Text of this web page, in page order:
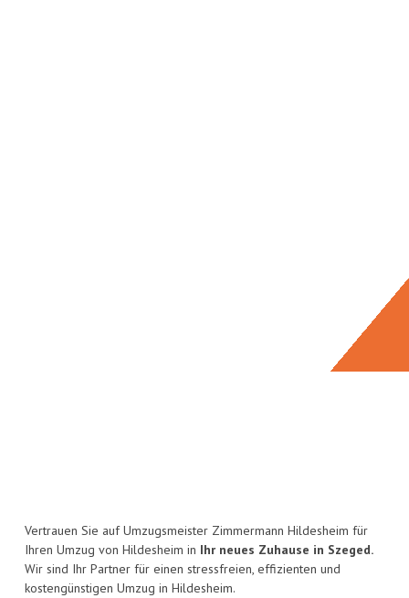
Vertrauen Sie auf Umzugsmeister Zimmermann Hildesheim für
Ihren Umzug von Hildesheim in Ihr neues Zuhause in Szeged.
Wir sind Ihr Partner für einen stressfreien, effizienten und
kostengünstigen Umzug in Hildesheim.